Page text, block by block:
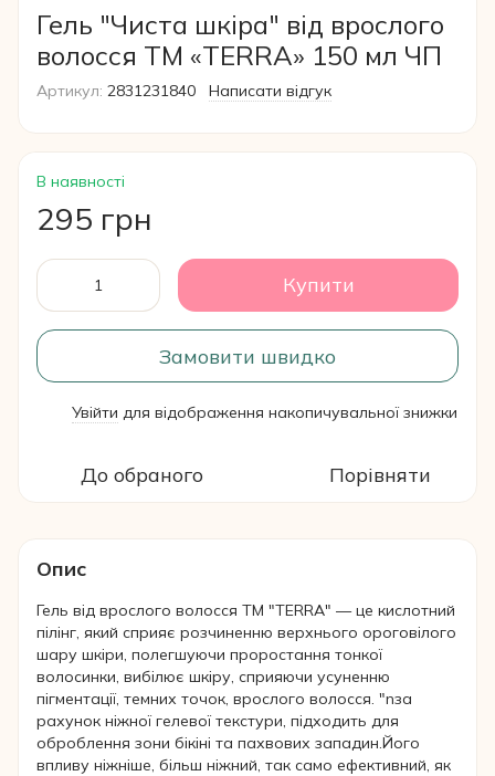
Гель "Чиста шкіра" від врослого
волосся ТМ «TERRA» 150 мл ЧП
Артикул: 2831231840 Написати відгук
В наявності
295 грн
Купити
Замовити швидко
Увійти для відображення накопичувальної знижки
До обраного Порівняти
Опис
Гель від врослого волосся ТМ "TERRA" — це кислотний
пілінг, який сприяє розчиненню верхнього ороговілого
шару шкіри, полегшуючи проростання тонкої
волосинки, вибілює шкіру, сприяючи усуненню
пігментації, темних точок, врослого волосся. "nза
рахунок ніжної гелевої текстури, підходить для
оброблення зони бікіні та пахвових западин.Його
впливу ніжніше, більш ніжний, так само ефективний, як